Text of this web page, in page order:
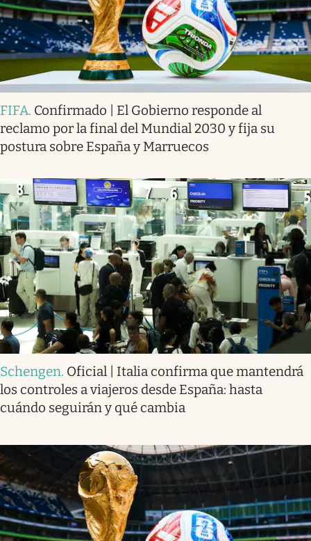
FIFA. Confirmado | El Gobierno responde al
reclamo por la final del Mundial 2030 y fija su
postura sobre España y Marruecos
Schengen. Oficial | Italia confirma que mantendrá
los controles a viajeros desde España: hasta
cuándo seguirán y qué cambia